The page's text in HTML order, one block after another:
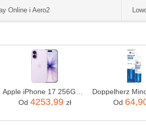
Online i Aero2
Od 4253,99 zł Od